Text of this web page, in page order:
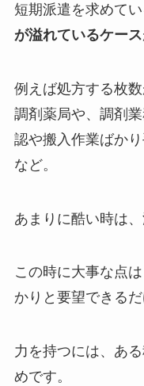
短期派遣を求めてい
が溢れているケース
例えば処方する枚
調剤薬局や、調剤
認や搬入作業ばか
など。
あまりに酷い時は
この時に大事な点
かりと要望できる
力を持つには、あ
めです。